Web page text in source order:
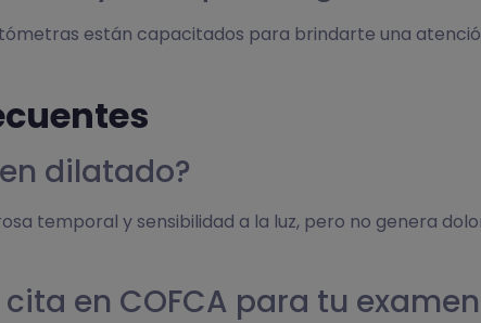
están capacitados para brindarte una
dilatado?
temporal y sensibilidad a la luz, pero no genera
en COFCA para tu